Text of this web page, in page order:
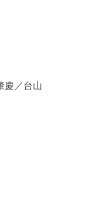
慶／台山